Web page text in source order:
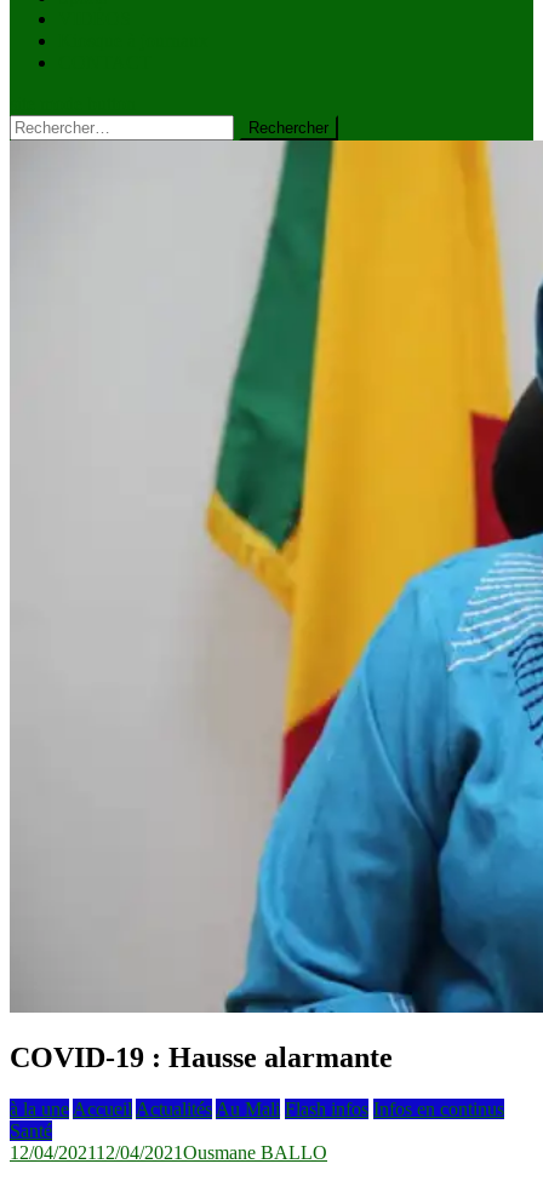
Rechercher :
COVID-19 : Hausse alarmante
à la une Accueil Actualités Au Mali Flash infos Infos en continus
Santé
12/04/202112/04/2021Ousmane BALLO